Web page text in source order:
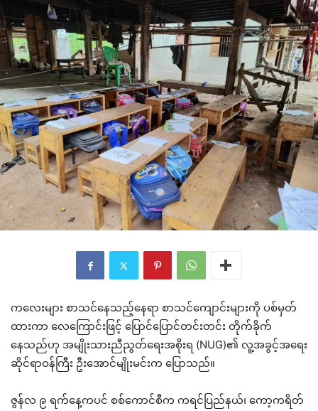
ကလေးများ စာသင်နေသည့်နေရာ စာသင်ကျောင်းများကို ပစ်မှတ်
ထားကာ လေကြောင်းဖြင့် ပြောင်ပြောင်တင်းတင်း တိုက်ခိုက်
နေသည်ဟု အမျိုးသားညီညွတ်ရေးအစိုးရ (NUG)၏ လူ့အခွင့်အရေး
ဆိုင်ရာဝန်ကြီး ဦးအောင်မျိုးမင်းက ပြောသည်။
ဇွန်လ ၉ ရက်နေ့ကပင် စစ်ကောင်စီက ကရင်ပြည်နယ်၊ ကော့ကရိတ်